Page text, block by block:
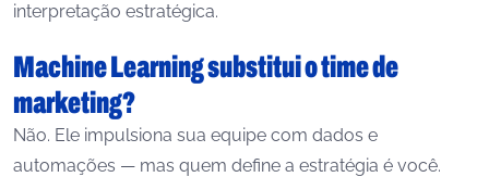
interpretação estratégica.
Machine Learning substitui o time de
marketing?
Não. Ele impulsiona sua equipe com dados e
automações — mas quem define a estratégia é você.